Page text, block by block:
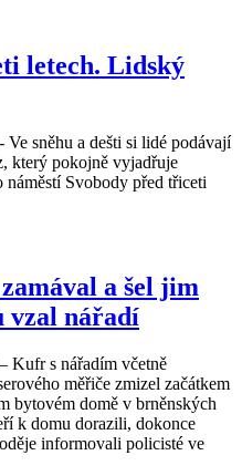
letech. Lidský
sněhu a dešti si lidé podávají
který pokojně vyjadřuje
náměstí Svobody před třiceti
a šel jim
vzal nářadí
s nářadím včetně
měřiče zmizel začátkem
bytovém domě v brněnských
k domu dorazili, dokonce
informovali policisté ve